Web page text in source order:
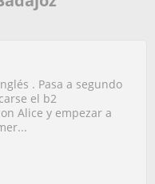
. Pasa a segundo
el b2
Alice y empezar a